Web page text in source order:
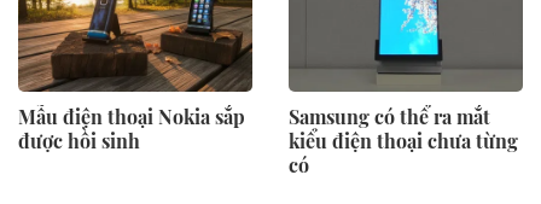
Mẫu điện thoại Nokia sắp
được hồi sinh
Samsung có thể ra mắt
kiểu điện thoại chưa từng
có